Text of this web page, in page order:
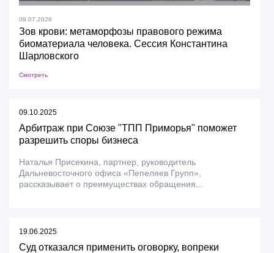
09.07.2026
Зов крови: метаморфозы правового режима
биоматериала человека. Сессия Константина
Шарловского
Смотреть
09.10.2025
Арбитраж при Союзе "ТПП Приморья" поможет
разрешить споры бизнеса
Наталья Присекина, партнер, руководитель
Дальневосточного офиса «Пепеляев Групп»,
рассказывает о преимуществах обращения...
19.06.2025
Суд отказался применить оговорку, вопреки